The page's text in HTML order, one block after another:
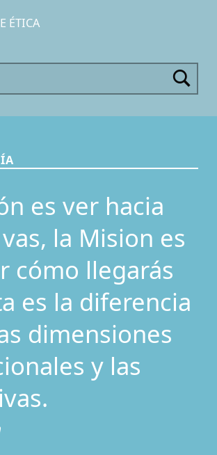
ÉTICA
es ver hacia
la Mision es
cómo llegarás
es la diferencia
dimensiones
y las